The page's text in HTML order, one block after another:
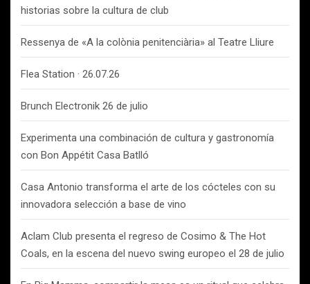
historias sobre la cultura de club
Ressenya de «A la colònia penitenciària» al Teatre Lliure
Flea Station · 26.07.26
Brunch Electronik 26 de julio
Experimenta una combinación de cultura y gastronomía
con Bon Appétit Casa Batlló
Casa Antonio transforma el arte de los cócteles con su
innovadora selección a base de vino
Aclam Club presenta el regreso de Cosimo & The Hot
Coals, en la escena del nuevo swing europeo el 28 de julio